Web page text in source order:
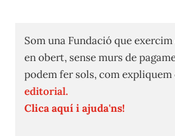
Som una Fundació que
en obert, sense murs de
podem fer sols, com expliquem
editorial.
Clica aquí i ajuda'ns!